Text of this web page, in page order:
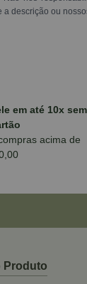
a descrição ou
em até 10x
acima de
Produto